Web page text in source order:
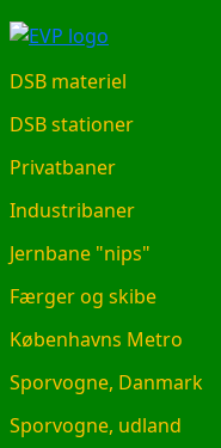
EVP.DK
DSB materiel
DSB stationer
Privatbaner
Industribaner
Jernbane "nips"
Færger og skibe
Københavns Metro
Sporvogne, Danmark
Sporvogne, udland